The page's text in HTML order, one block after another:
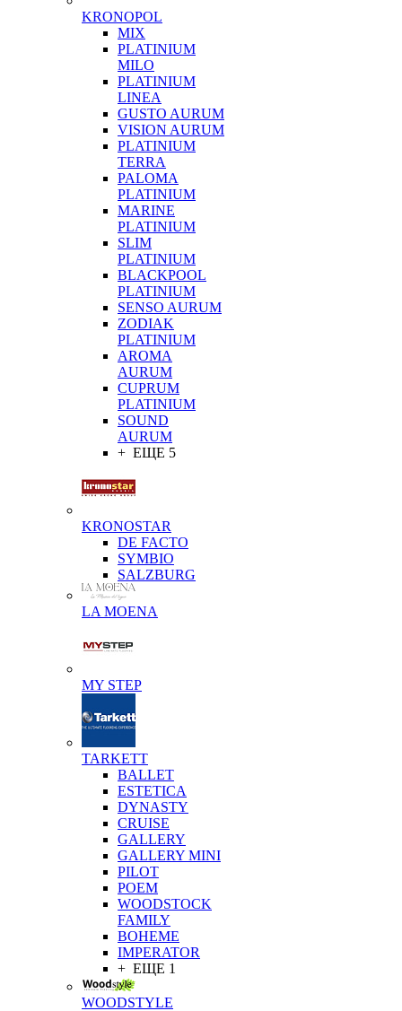
KRONOPOL
MIX
PLATINIUM
MILO
PLATINIUM
LINEA
GUSTO AURUM
VISION AURUM
PLATINIUM
TERRA
PALOMA
PLATINIUM
MARINE
PLATINIUM
SLIM
PLATINIUM
BLACKPOOL
PLATINIUM
SENSO AURUM
ZODIAK
PLATINIUM
AROMA
AURUM
CUPRUM
PLATINIUM
SOUND
AURUM
+ ЕЩЕ 5
KRONOSTAR
DE FACTO
SYMBIO
SALZBURG
LA MOENA
MY STEP
TARKETT
BALLET
ESTETICA
DYNASTY
CRUISE
GALLERY
GALLERY MINI
PILOT
POEM
WOODSTOCK
FAMILY
BOHEME
IMPERATOR
+ ЕЩЕ 1
WOODSTYLE